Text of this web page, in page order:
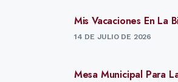
Mis Vacaciones En La
14 DE JULIO DE 2026
Mesa Municipal Para